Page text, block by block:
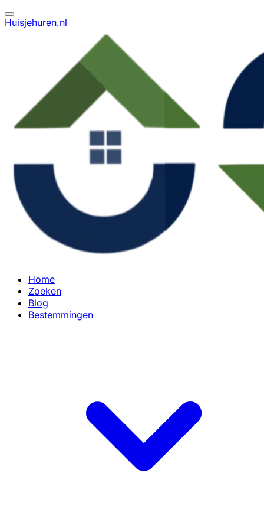
Huisjehuren.nl
Home
Zoeken
Blog
Bestemmingen